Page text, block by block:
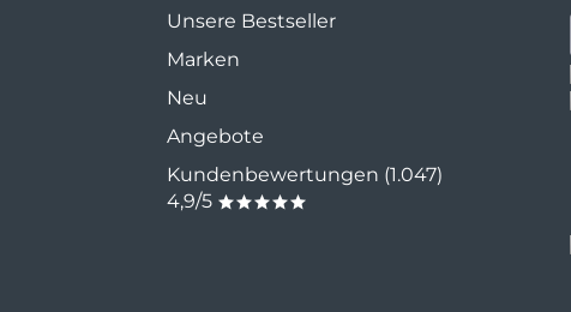
Unsere Bestseller
Marken
Neu
Angebote
Kundenbewertungen (1.047)
4,9/5 *****